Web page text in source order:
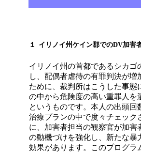
１ イリノイ州ケイン郡でのDV加害
イリノイ州の首都であるシカ
し、配偶者虐待の有罪判決が
ために、裁判所はこうした事
の中から危険度の高い重罪人を
というものです。本人の出頭
治療プランの中で度々チェック
に、加害者担当の観察官が加
の動機づけを強化し、新たな暴
効果があります。このプログラ